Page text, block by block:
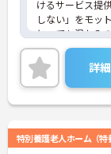
けるサービス提
しない」をモッ
とっても温かみ
ご利用者一人ひ
ていただける方
任者の経験がな
ゃいます。
ご興味のある方
さい！
詳
特別養護老人ホーム（特